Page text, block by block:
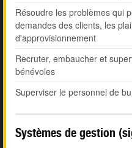
Résoudre les problèmes qui
demandes des clients, les
d'approvisionnement
Recruter, embaucher et
bénévoles
Superviser le personnel de
Systèmes de gestion